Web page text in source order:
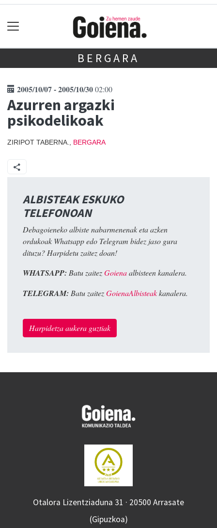
BERGARA
2005/10/07 - 2005/10/3002:00
Azurren argazki
psikodelikoak
ZIRIPOT TABERNA., BERGARA
ALBISTEAK ESKUKO
TELEFONOAN
Debagoieneko albiste nabarmenenak eta azken
ordukoak Whatsapp edo Telegram bidez jaso gura
dituzu? Harpidetu zaitez doan!
WHATSAPP: Batu zaitezGoienaalbisteen kanalera.
TELEGRAM: Batu zaitezGoienaAlbisteakkanalera.
Harpidetza aukera guztiak
Otalora Lizentziaduna 31 · 20500 Arrasate
(Gipuzkoa)